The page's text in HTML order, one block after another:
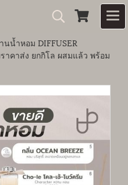
นน้ำหอม DIFFUSER
าคาส่ง ยกกิโล ผสมแล้ว พร้อม